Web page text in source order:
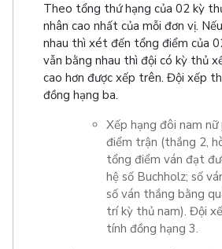
Theo tổng thứ hạng của 02 kỳ
nhân cao nhất của mỗi đơn vị.
nhau thì xét đến tổng điểm của
vẫn bằng nhau thì đội có kỳ thủ
cao hơn được xếp trên. Đội xếp
đồng hạng ba.
Xếp hạng đôi nam
điểm trận (thắng 2,
tổng điểm ván đạt
hệ số Buchholz; số
số ván thắng bằng
trí kỳ thủ nam). Đội
tính đồng hạng 3.